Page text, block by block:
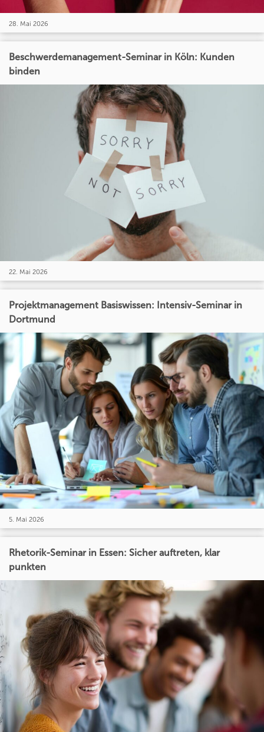
28. Mai 2026
Beschwerdemanagement-Seminar in Köln: Kunden
binden
22. Mai 2026
Projektmanagement Basiswissen: Intensiv-Seminar in
Dortmund
5. Mai 2026
Rhetorik-Seminar in Essen: Sicher auftreten, klar
punkten